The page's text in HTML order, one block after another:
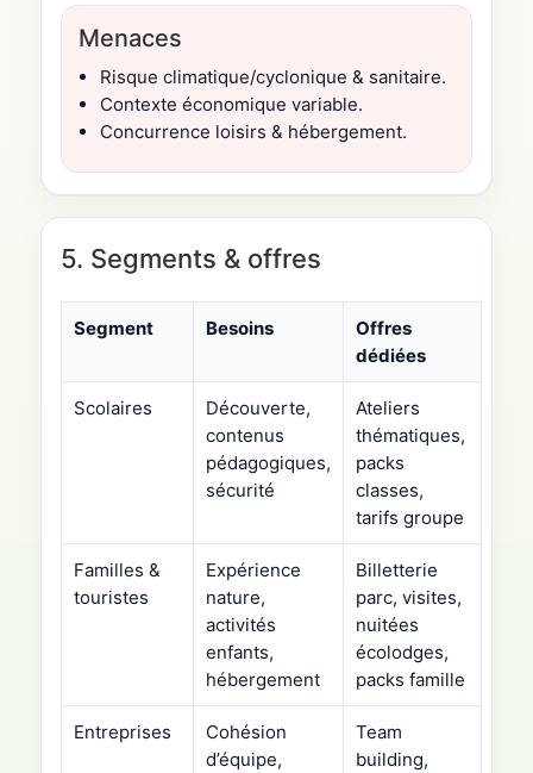
Menaces
Risque climatique/cyclonique & sanitaire.
Contexte économique variable.
Concurrence loisirs & hébergement.
5. Segments & offres
Segment Besoins
Offres
dédiées
Scolaires
Découverte,
contenus
pédagogiques,
sécurité
Ateliers
thématiques,
packs
classes,
tarifs groupe
Familles &
touristes
Expérience
nature,
activités
enfants,
hébergement
Billetterie
parc, visites,
nuitées
écolodges,
packs famille
Entreprises
Cohésion
d’équipe,
Team
building,